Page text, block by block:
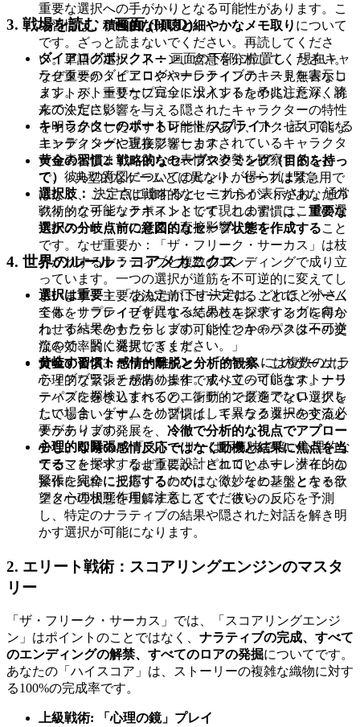
3. 戦場を読む：画面 (HUD)
ダイアログボックス：画面の下部に位置し、現在キャ
ラクターのダイアログやナラティブテキストを表示し
ます。ストーリーに完全に没入するために注意深く読
んでください。
キャラクターのポートレート/スプライト：話している
キャラクターや現在フォーカスされているキャラクタ
ーを表示します。彼らの表情や姿勢を観察すること
で、彼らの意図についてのヒントが得られます。
選択肢： 決定点に達すると、これらが表示され、通常
クリック可能なテキストとして現れます。ここでの選
択がストーリーの経路に直接影響します。
4. 世界のルール：コアメカニクス
選択は重要：「あなたが下す決定は、どれほど小さく
ても、ナラティブを異なる結果とエンディングに向か
わせる結果をもたらします。いくつかのパスは不可逆
なので、賢く選択してください。」
分岐するストーリーライン：「ゲームには複数のナラ
ティブブランチがあります。すべての可能なストーリ
ーパスを探検しすべてのエンディングをアンロックし
たい場合、ゲームをリプレイして異なる選択をする必
要があります。」
心理的な緊張：「ストーリーは不気味で暗い心理的な
テーマを探求するように設計されています。潜在的な
緊張を完全に把握するために、微妙なヒントとキャラ
クターの相互作用に注意してください。」
重要な選択への手がかりとなる可能性があります。こ
の習慣は、 積極的な傾聴と細やかなメモ取り について
です。ざっと読まないでください。再読してくださ
い。単語の選択、トーン、含意を分析してください。
なぜ重要か：ピエロやハーレクインの、一見無害なコ
メントが、重要なプロットポイントを予兆したり、将
来の決定に影響を与える隠されたキャラクターの特性
を明らかにしたりする可能性があり、アクセス可能な
エンディングに直接影響します。
黄金の習慣2: 戦略的なセーブスクミング（目的を持っ
て） - 典型的なゲームとは異なり、セーブは緊急用で
はなく、ここでは戦略的なセーブポイントがあなたの
戦術的なチェックポイントです。この習慣は、重要な
選択の分岐点前に意図的なセーブ状態を作成すること
です。なぜ重要か：「ザ・フリーク・サーカス」は枝
分かれするナラティブと複数のエンディングで成り立
っています。一つの選択が道筋を不可逆的に変えてし
まいます。主要な決定前にセーブすることで、ゲーム
全体をリプレイせずにすべての枝を探求する力を得ら
れ、すべてのナラティブの可能性とキャラクターの交
流を効率的に発見できます。
黄金の習慣3: 感情的離脱と分析的観察- このゲームは
心理的な緊張と感情の操作で成り立っています。ナラ
ティブに巻き込まれると、衝動的で最適でない選択を
してしまいます。この習慣は、キャラクターの交流と
ナラティブの発展を、 冷徹で分析的な視点でアプロー
チし、即時の感情反応ではなく動機と結果に焦点を当
てることです。なぜ重要か：ピエロとハーレクインの
操作に純粋に反応するのではなく、その基盤となる欲
望と心理状態を理解することで、彼らの反応を予測
し、特定のナラティブの結果や隠された対話を解き明
かす選択が可能になります。
2. エリート戦術：スコアリングエンジンのマスタ
リー
「ザ・フリーク・サーカス」では、「スコアリングエンジ
ン」はポイントのことではなく、 ナラティブの完成、すべて
のエンディングの解禁、すべてのロアの発掘についてです。
あなたの「ハイスコア」は、ストーリーの複雑な織物に対す
る100%の完成率です。
上級戦術: 「心理の鏡」プレイ